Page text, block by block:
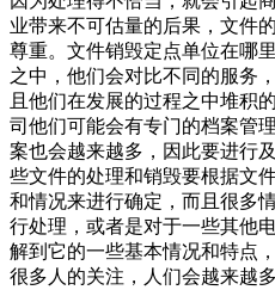
业带来不可估量的后果，文件
尊重。文件销毁定点单位在哪
之中，他们会对比不同的服务
且他们在发展的过程之中堆积
司他们可能会有专门的档案管
案也会越来越多，因此要进行
些文件的处理和销毁要根据文
和情况来进行确定，而且很多
行处理，或者是对于一些其他
解到它的一些基本情况和特点
很多人的关注，人们会越来越